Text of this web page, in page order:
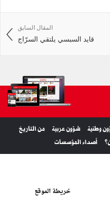
المقال السابق
قايد السبسي يلتقي السرّاج
وطنية شؤون عربية
من التاريخ
أصداء المؤسسات
خريطة الموقع